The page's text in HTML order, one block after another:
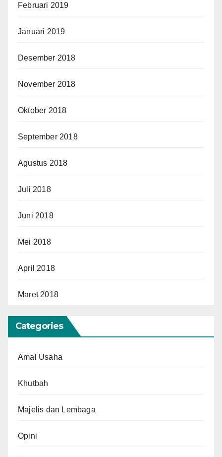
Februari 2019
Januari 2019
Desember 2018
November 2018
Oktober 2018
September 2018
Agustus 2018
Juli 2018
Juni 2018
Mei 2018
April 2018
Maret 2018
Categories
Amal Usaha
Khutbah
Majelis dan Lembaga
Opini